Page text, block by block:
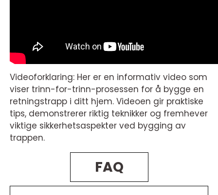
Videoforklaring: Her er en informativ video som
viser trinn-for-trinn-prosessen for å bygge en
retningstrapp i ditt hjem. Videoen gir praktiske
tips, demonstrerer riktig teknikker og fremhever
viktige sikkerhetsaspekter ved bygging av
trappen.
FAQ